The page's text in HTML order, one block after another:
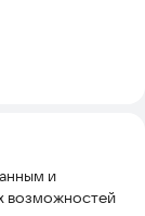
и
возможностей